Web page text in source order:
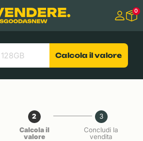
0
Calcola il valore
2
Calcola il
valore
3
Concludi la
vendita